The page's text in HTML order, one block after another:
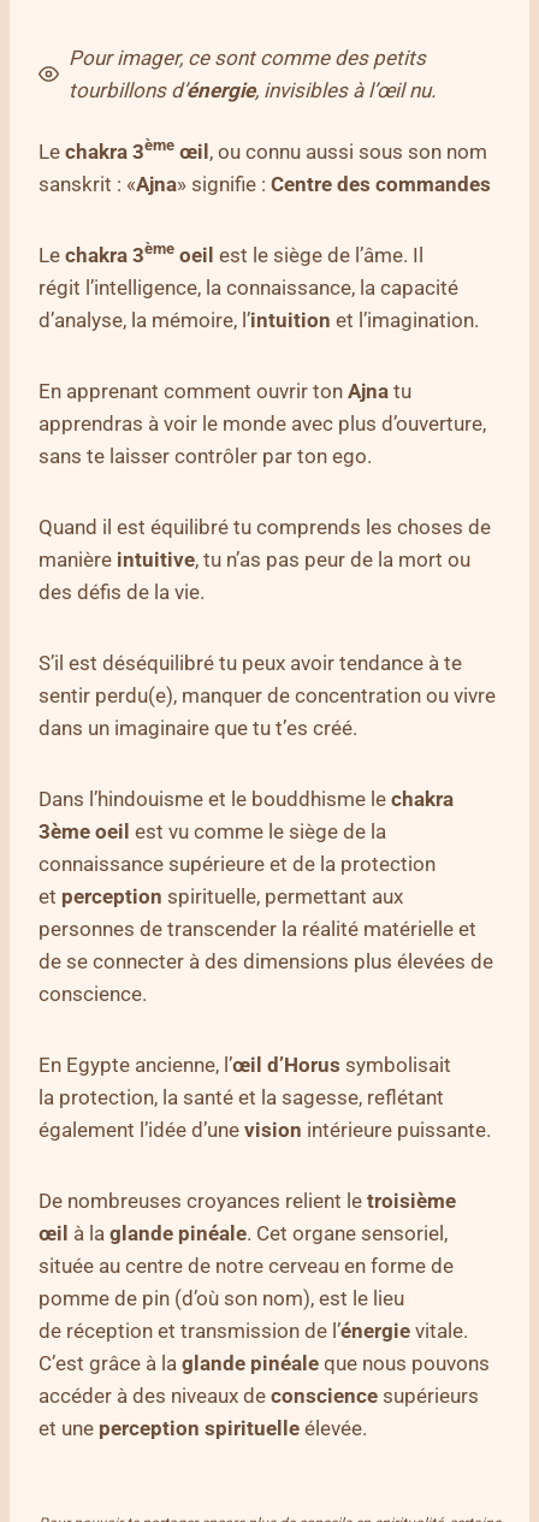
Pour imager, ce sont comme des petits
tourbillons d’énergie, invisibles à l’œil nu.
Le chakra 3ème œil, ou connu aussi sous son nom
sanskrit : «Ajna» signifie : Centre des commandes
Le chakra 3ème oeil est le siège de l’âme. Il
régit l’intelligence, la connaissance, la capacité
d’analyse, la mémoire, l’intuition et l’imagination.
En apprenant comment ouvrir ton Ajna tu
apprendras à voir le monde avec plus d’ouverture,
sans te laisser contrôler par ton ego.
Quand il est équilibré tu comprends les choses de
manière intuitive, tu n’as pas peur de la mort ou
des défis de la vie.
S’il est déséquilibré tu peux avoir tendance à te
sentir perdu(e), manquer de concentration ou vivre
dans un imaginaire que tu t’es créé.
Dans l’hindouisme et le bouddhisme le chakra
3ème oeil est vu comme le siège de la
connaissance supérieure et de la protection
et perception spirituelle, permettant aux
personnes de transcender la réalité matérielle et
de se connecter à des dimensions plus élevées de
conscience.
En Egypte ancienne, l’œil d’Horus symbolisait
la protection, la santé et la sagesse, reflétant
également l’idée d’une vision intérieure puissante.
De nombreuses croyances relient le troisième
œil à la glande pinéale. Cet organe sensoriel,
située au centre de notre cerveau en forme de
pomme de pin (d’où son nom), est le lieu
de réception et transmission de l’énergie vitale.
C’est grâce à la glande pinéale que nous pouvons
accéder à des niveaux de conscience supérieurs
et une perception spirituelle élevée.